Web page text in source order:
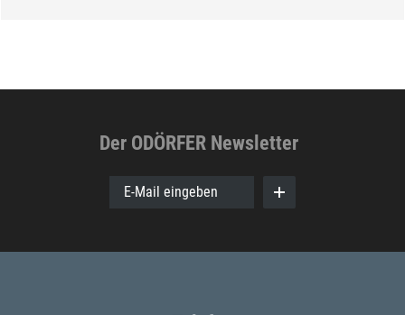
Der ODÖRFER Newsletter
E-Mail eingeben